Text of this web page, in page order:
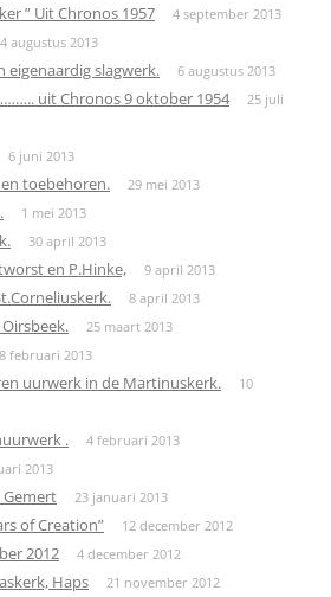
” Uit Chronos 1957 4 september 2013
augustus 2013
eigenaardig slagwerk. 6 augustus 2013
uit Chronos 9 oktober 1954
25 juli
6 juni 2013
toebehoren. 29 mei 2013
1 mei 2013
30 april 2013
en P.Hinke, 9 april 2013
8 april 2013
25 maart 2013
februari 2013
uurwerk in de Martinuskerk.
10
. 4 februari 2013
2013
Gemert 23 januari 2013
of Creation” 12 december 2012
2012 4 december 2012
Haps 21 november 2012